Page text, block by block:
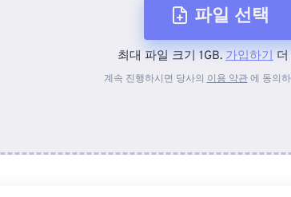
파일 선택
장치에서
최대 파일 크기 1GB. 가입하기
계속 진행하시면 당사의 이용 약관에 동의